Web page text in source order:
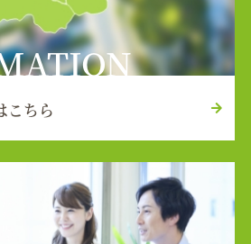
こちら